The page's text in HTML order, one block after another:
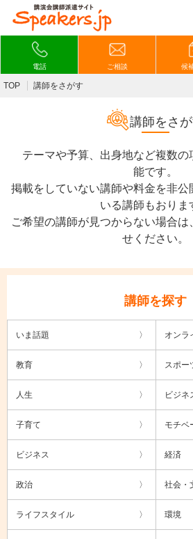
電話 ご相談 候
TOP 講師をさがす
講師をさ
テーマや予算、出身地など複数の
能です。
掲載をしていない講師や料金を非公
いる講師もおりま
ご希望の講師が見つからない場合
せください。
講師を探す
いま話題 オンラ
教育 スポー
人生 ビジネ
子育て モチベ
ビジネス 経済
政治 社会・
ライフスタイル 環境